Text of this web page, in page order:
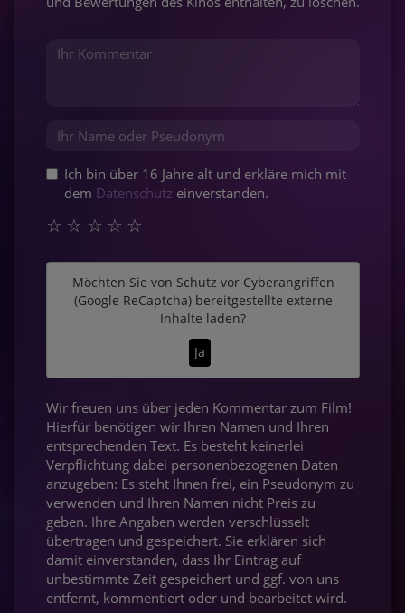
Ich bin über 16 Jahre alt und erkläre mich mit
dem Datenschutz einverstanden.
☆
☆
☆
☆
☆
Möchten Sie von Schutz vor Cyberangriffen
(Google ReCaptcha)bereitgestellte externe
Inhalte laden?
Ja
Wir freuen uns über jeden Kommentar zum Film!
Hierfür benötigen wir Ihren Namen und Ihren
entsprechenden Text. Es besteht keinerlei
Verpflichtung dabei personenbezogenen Daten
anzugeben: Es steht Ihnen frei, ein Pseudonym zu
verwenden und Ihren Namen nicht Preis zu
geben. Ihre Angaben werden verschlüsselt
übertragen und gespeichert. Sie erklären sich
damit einverstanden, dass Ihr Eintrag auf
unbestimmte Zeit gespeichert und ggf. von uns
entfernt, kommentiert oder und bearbeitet wird.